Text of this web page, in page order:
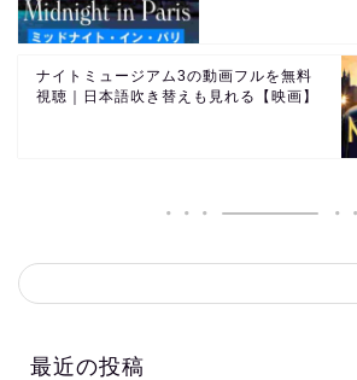
ナイトミュージアム3の動画フルを無料
視聴｜日本語吹き替えも見れる【映画】
最近の投稿